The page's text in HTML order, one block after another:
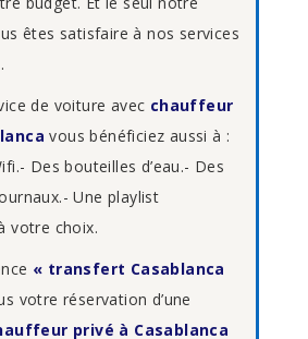
êtes satisfaire à nos services
de voiture avec chauffeur
vous bénéficiez aussi à :
Des bouteilles d’eau.- Des
Une playlist
votre choix.
« transfert Casablanca
votre réservation d’une
privé à Casablanca